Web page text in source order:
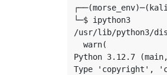
└─$ ipython3
/usr/lib/python3/
  warn(
Python 3.12.7
Type 'copyright',